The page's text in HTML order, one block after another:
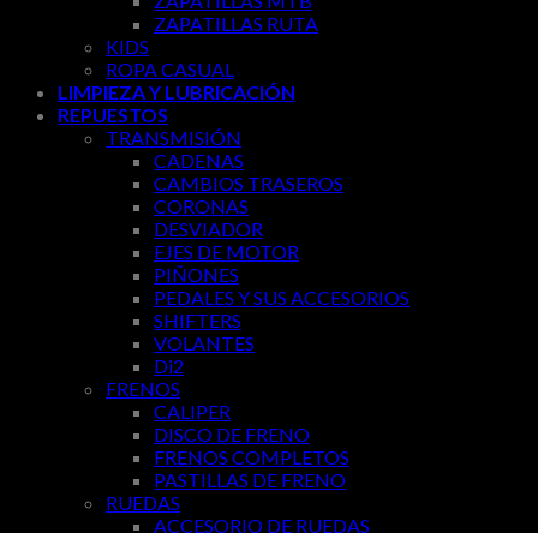
ZAPATILLAS RUTA
KIDS
ROPA CASUAL
LIMPIEZA Y LUBRICACIÓN
REPUESTOS
TRANSMISIÓN
CADENAS
CAMBIOS TRASEROS
CORONAS
DESVIADOR
EJES DE MOTOR
PIÑONES
PEDALES Y SUS ACCESORIOS
SHIFTERS
VOLANTES
Di2
FRENOS
CALIPER
DISCO DE FRENO
FRENOS COMPLETOS
PASTILLAS DE FRENO
RUEDAS
ACCESORIO DE RUEDAS